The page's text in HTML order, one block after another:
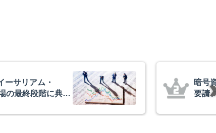
資産交換業者に出庫制限強化を
、詐欺被害防止へ 金融庁と警